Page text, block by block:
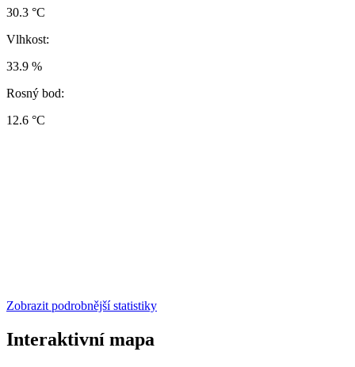
30.3 °C
Vlhkost:
33.9 %
Rosný bod:
12.6 °C
Zobrazit podrobnější statistiky
Interaktivní mapa